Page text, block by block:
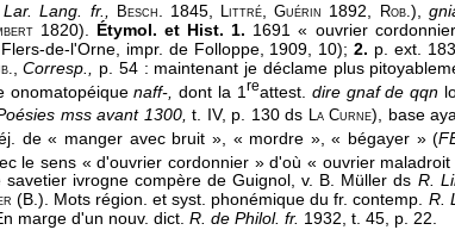
Lang. fr.,
Besch . 1845, Littré ,Guérin 1892, Rob. ),
1820). Étymol. et Hist. 1. 1691 « ouvrier
Flers-de-l'Orne, impr. de Folloppe, 1909, 10);2. p. ext.
,Corresp., p. 54 : maintenant je déclame plus
onomatopéiquenaff-,dont la 1 reattest. dire gnaf de qqn
mss avant 1300,t. IV, p. 130 ds La Curne), base
de « manger avec bruit », « mordre », « bégayer » (
le sens « d'ouvrier cordonnier » d'où « ouvrier
savetier ivrogne compère de Guignol, v. B. Müller ds R.
(B.). Mots région. et syst. phonémique du fr. contemp. R.
marge d'un nouv. dict. R. de Philol. fr. 1932, t. 45, p. 22.